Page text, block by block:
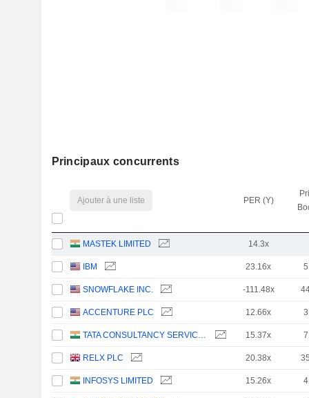
Principaux concurrents
Ajouter à une liste PER (Y)
MASTEK LIMITED 14.3x
IBM 23.16x
SNOWFLAKE INC. -111.48x
ACCENTURE PLC 12.66x
TATA CONSULTANCY SERVICES LTD. 15.37x
RELX PLC 20.38x
INFOSYS LIMITED 15.26x